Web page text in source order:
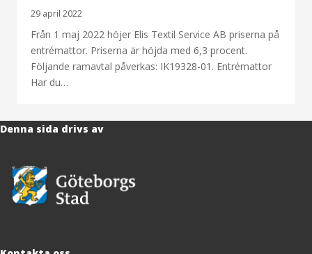
29 april 2022
Från 1 maj 2022 höjer Elis Textil Service AB priserna på
entrémattor. Priserna är höjda med 6,3 procent.
Följande ramavtal påverkas: IK19328-01. Entrémattor
Har du…
Denna sida drivs av